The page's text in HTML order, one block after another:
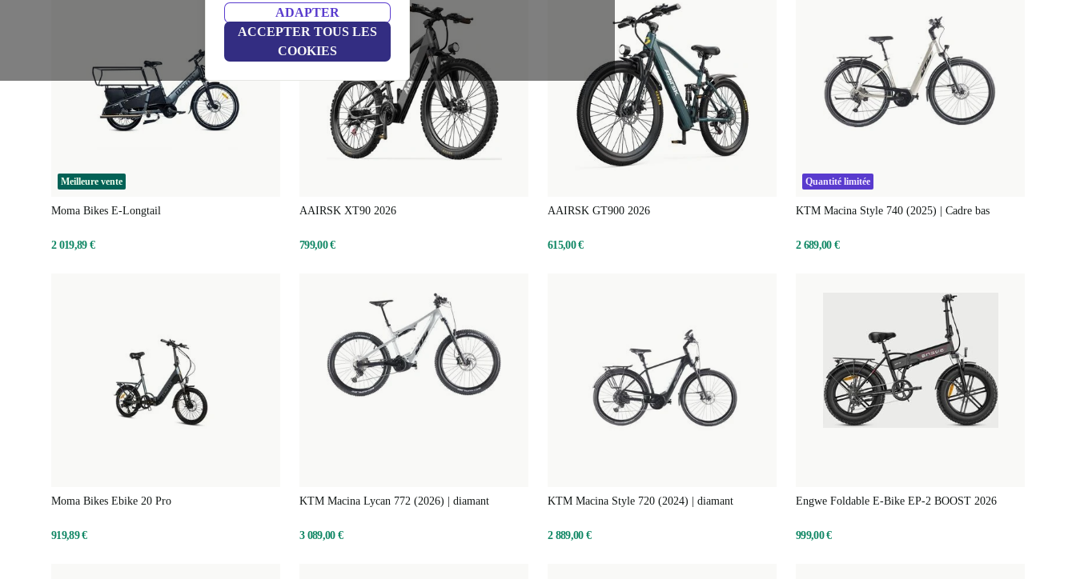
ADAPTER
ACCEPTER TOUS LES
COOKIES
Meilleure vente
Moma Bikes E-Longtail
2 019,89 €
AAIRSK XT90 2026
799,00 €
AAIRSK GT900 2026
615,00 €
Quantité limitée
KTM Macina Style 740 (2025) | Cadre bas
2 689,00 €
Moma Bikes Ebike 20 Pro
919,89 €
KTM Macina Lycan 772 (2026) | diamant
3 089,00 €
KTM Macina Style 720 (2024) | diamant
2 889,00 €
Engwe Foldable E-Bike EP-2 BOOST 2026
999,00 €